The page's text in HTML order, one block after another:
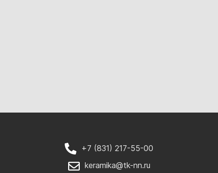
+7 (831) 217-55-00
keramika@tk-nn.ru